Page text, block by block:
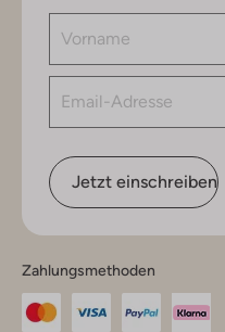
Jetzt einschreiben
Zahlungsmethoden